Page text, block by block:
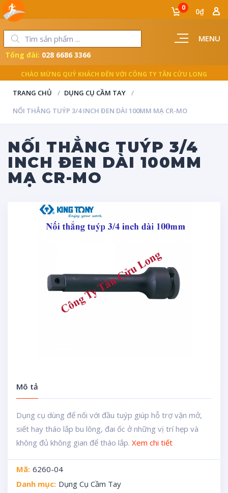
MENU
0 0₫
LUÔN ĐỒNG HÀNH CÙNG NGƯỜI THỢ
Tổng đài: 028 6686 3366
TRANG CHỦ
DỤNG CỤ CẦM TAY
NỐI THẲNG TUÝP 3/4 INCH ĐEN DÀI 100MM MẠ CR-MO
NỐI THẲNG TUÝP 3/4
INCH ĐEN DÀI 100MM
MẠ CR-MO
Mô tả
Dụng cụ dùng để nối với đầu tuýp giúp hỗ trợ vặn mở,
siết hay tháo lắp bu lông, đai ốc ở những vị trí hẹp và
không đủ không gian để tháo lắp. Xem chi tiết
Mã: 6260-04
Danh mục: Dụng Cụ Cầm Tay